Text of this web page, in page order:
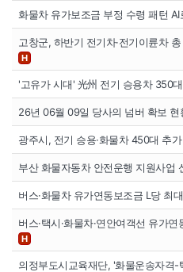
화물차 유가보조금 부정 수령 패턴
고창군, 하반기 전기차·전기이륜차
H
'고유가 시대' 光州 전기 승용차 350
26년 06월 09일 당사의 넘버 확보 현
광주시, 전기 승용·화물차 450대 추가
부산 화물자동차 안전운행 지원사업
버스·화물차 유가연동보조금 L당 최
버스·택시·화물차·연안여객선 유가
H
의정부도시교육재단, '화물운송자격-